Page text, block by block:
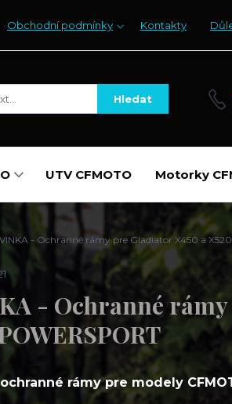
Obchodní podmínky Kontakty
Hledat
UTV CFMOTO Motorky
- Ochranné rámy pre Gladiator X450 a
- Ochranné
ochranné rámy pre modely